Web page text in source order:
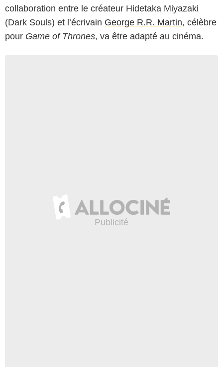
collaboration entre le créateur Hidetaka Miyazaki
(Dark Souls) et l’écrivain George R.R. Martin, célèbre
pour Game of Thrones, va être adapté au cinéma.